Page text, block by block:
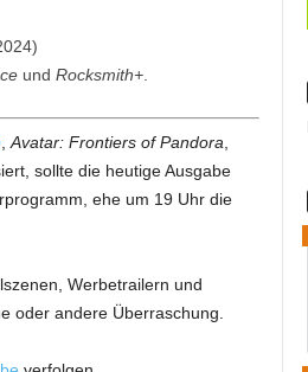
und Rocksmith+.
, Avatar: Frontiers of Pandora
sollte die heutige Ausgabe
ehe um 19 Uhr die
Werbetrailern und
oder andere Überraschung.